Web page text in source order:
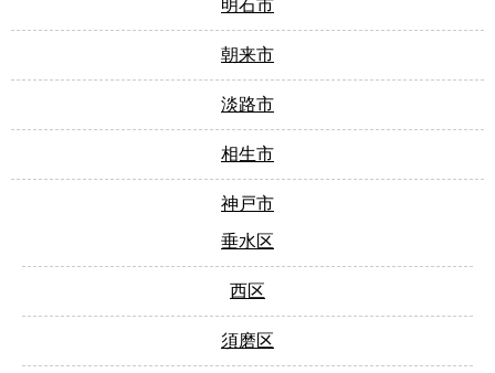
明石市
朝来市
淡路市
相生市
神戸市
垂水区
西区
須磨区